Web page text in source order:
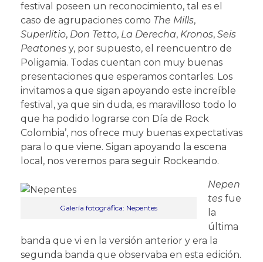
festival poseen un reconocimiento, tal es el
caso de agrupaciones como The Mills,
Superlitio, Don Tetto, La Derecha, Kronos, Seis
Peatones y, por supuesto, el reencuentro de
Poligamia. Todas cuentan con muy buenas
presentaciones que esperamos contarles. Los
invitamos a que sigan apoyando este increíble
festival, ya que sin duda, es maravilloso todo lo
que ha podido lograrse con Día de Rock
Colombia’, nos ofrece muy buenas expectativas
para lo que viene. Sigan apoyando la escena
local, nos veremos para seguir Rockeando.
Galería fotográfica: Nepentes
Nepen
tes fue
la
última
banda que vi en la versión anterior y era la
segunda banda que observaba en esta edición.